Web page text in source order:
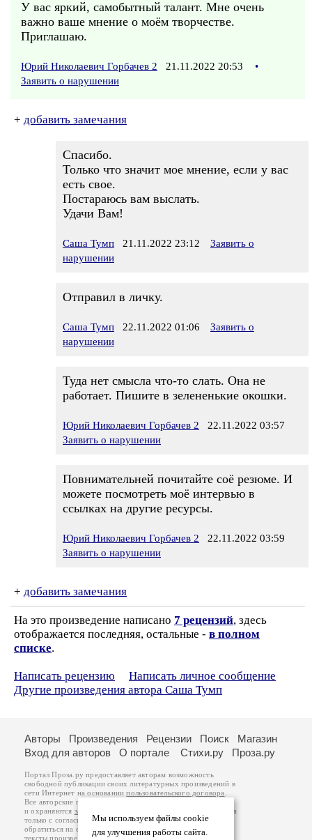
У вас яркий, самобытный талант. Мне очень
важно ваше мнение о моём творчестве.
Приглашаю.
Юрий Николаевич Горбачев 2 21.11.2022 20:53
•
Заявить о нарушении
+ добавить замечания
Спасибо.
Только что значит мое мнение, если у вас
есть свое.
Постараюсь вам выслать.
Удачи Вам!
Саша Тумп 21.11.2022 23:12
Заявить о
нарушении
Отправил в личку.
Саша Тумп 22.11.2022 01:06
Заявить о
нарушении
Туда нет смысла что-то слать. Она не
работает. Пишите в зелененькие окошки.
Юрий Николаевич Горбачев 2 22.11.2022 03:57
Заявить о нарушении
Повнимательней почитайте соё резюме. И
можете посмотреть моё интервью в
ссылках на другие ресурсы.
Юрий Николаевич Горбачев 2 22.11.2022 03:59
Заявить о нарушении
+ добавить замечания
На это произведение написано 7 рецензий, здесь
отображается последняя, остальные - в полном
списке.
Написать рецензию
Написать личное сообщение
Другие произведения автора Саша Тумп
Мы используем файлы cookie
для улучшения работы сайта.
Авторы Произведения Рецензии Поиск
Магазин
Вход для авторов
О портале Стихи.ру Проза.ру
Портал Проза.ру предоставляет авторам возможность
свободной публикации своих литературных произведений в
сети Интернет на основаниипользовательского договора
Все авторские права на произведения принадлежат авторам
и охраняются законом
. Перепечатка произведений возможна
только с согласия его автора, к которому вы можете
обратиться на его авторской странице. Ответственность за
тексты произведений авторы несут самостоятельно на